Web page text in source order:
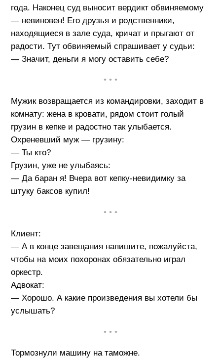
года. Наконец суд выносит вердикт обвиняемому
— невиновен! Его друзья и родственники,
находящиеся в зале суда, кричат и прыгают от
радости. Тут обвиняемый спрашивает у судьи:
— Значит, деньги я могу оставить себе?
• • •
Мужик возвращается из командировки, заходит в
комнату: жена в кровати, рядом стоит голый
грузин в кепке и радостно так улыбается.
Охреневший муж — грузину:
— Ты кто?
Грузин, уже не улыбаясь:
— Да баран я! Вчера вот кепку-невидимку за
штуку баксов купил!
• • •
Клиент:
— А в конце завещания напишите, пожалуйста,
чтобы на моих похоронах обязательно играл
оркестр.
Адвокат:
— Хорошо. А какие произведения вы хотели бы
услышать?
• • •
Тормознули машину на таможне.